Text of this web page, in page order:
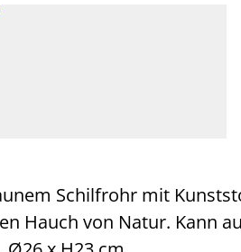
Schilfrohr mit
Hauch von Natur. Kann